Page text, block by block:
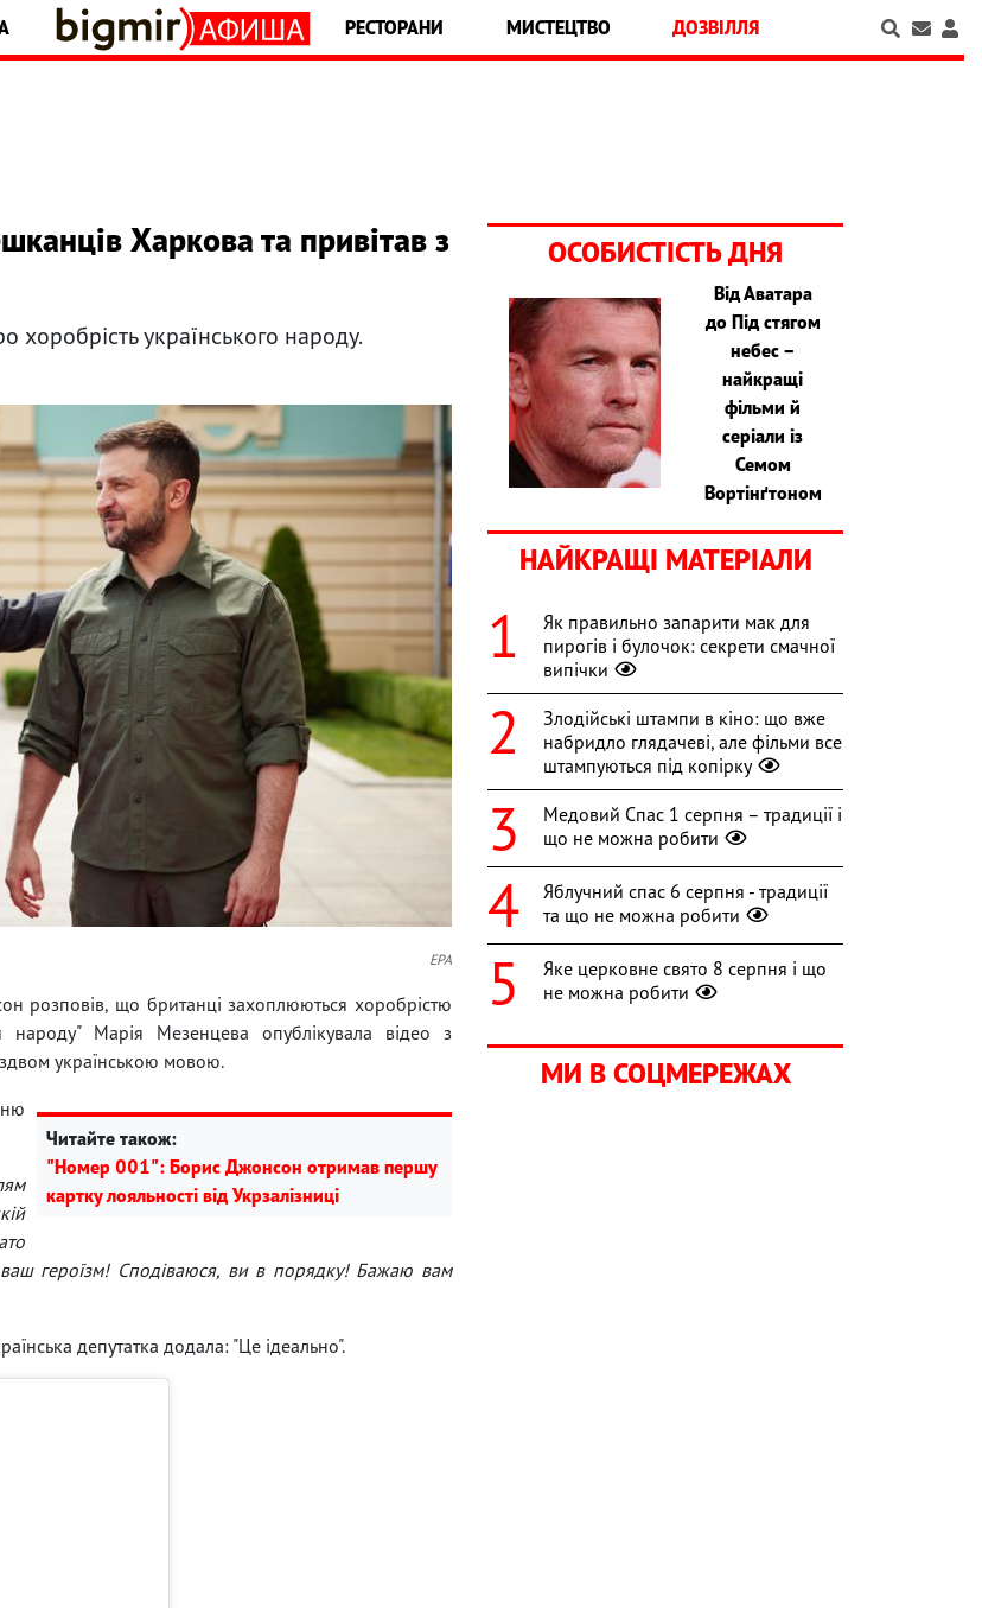
РЕСТОРАНИ МИСТЕЦТВО ДОЗВІЛЛЯ
Харкова та привітав з
хоробрість українського народу.
EPA
розповів, що британці захоплюються хоробрістю
Марія Мезенцева опублікувала відео з
українською мовою.
Читайте також:
"Номер 001": Борис Джонсон отримав першу
картку лояльності від Укрзалізниці
ваш героїзм! Сподіваюся, ви в порядку! Бажаю вам
депутатка додала: "Це ідеально".
ОСОБИСТІСТЬ ДНЯ
Від Аватара
до Під стягом
небес –
найкращі
фільми й
серіали із
Семом
Вортінґтоном
НАЙКРАЩІ МАТЕРІАЛИ
Як правильно запарити мак для
пирогів і булочок: секрети смачної
випічки
Злодійські штампи в кіно: що вже
набридло глядачеві, але фільми все
штампуються під копірку
Медовий Спас 1 серпня – традиції і
що не можна робити
Яблучний спас 6 серпня - традиції
та що не можна робити
Яке церковне свято 8 серпня і що
не можна робити
МИ В СОЦМЕРЕЖАХ